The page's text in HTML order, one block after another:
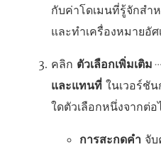
กับค่าโดเมนที่รู้จักส
และทำเครื่องหมายอั
คลิก ตัวเลือกเพิ่มเติม
และแทนที่ ในเวอร์ชั
ใดตัวเลือกหนึ่งจากต่อ
การสะกดคำ จั